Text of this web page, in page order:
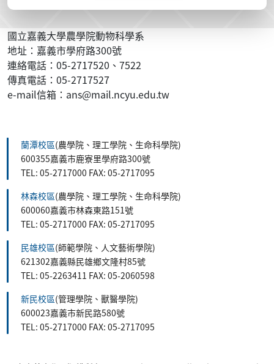
國立嘉義大學農學院動物科學系
地址：嘉義市學府路300號
連絡電話：05-2717520、7522
傳真電話：05-2717527
e-mail信箱：ans@mail.ncyu.edu.tw
蘭潭校區(農學院、理工學院、生命科學院)
600355嘉義市鹿寮里學府路300號
TEL: 05-2717000 FAX: 05-2717095
林森校區(農學院、理工學院、生命科學院)
600060嘉義市林森東路151號
TEL: 05-2717000 FAX: 05-2717095
民雄校區(師範學院、人文藝術學院)
621302嘉義縣民雄鄉文隆村85號
TEL: 05-2263411 FAX: 05-2060598
新民校區(管理學院、獸醫學院)
600023嘉義市新民路580號
TEL: 05-2717000 FAX: 05-2717095